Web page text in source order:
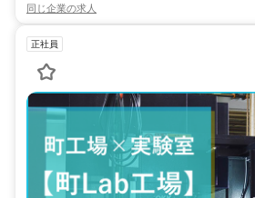
同じ企業の求人
正社員